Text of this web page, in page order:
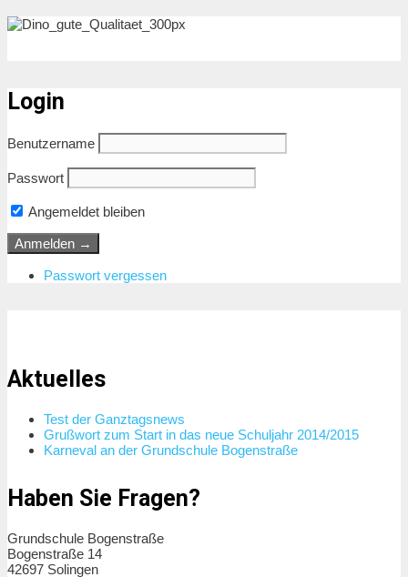
Login
Benutzername
Passwort
Angemeldet bleiben
Passwort vergessen
Aktuelles
Test der Ganztagsnews
Grußwort zum Start in das neue Schuljahr 2014/2015
Karneval an der Grundschule Bogenstraße
Haben Sie Fragen?
Grundschule Bogenstraße
Bogenstraße 14
42697 Solingen